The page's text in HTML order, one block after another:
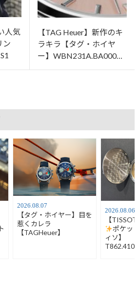
人気
ン
【TAG Heuer】新作のキ
ラキラ【タグ・ホイヤ
ー】WBN231A.BA000…
2026.08.07
【タグ・ホイヤー】目を
惹くカレラ
【TAGHeuer】
2026.08.06
【
ポケッ
ィソ】